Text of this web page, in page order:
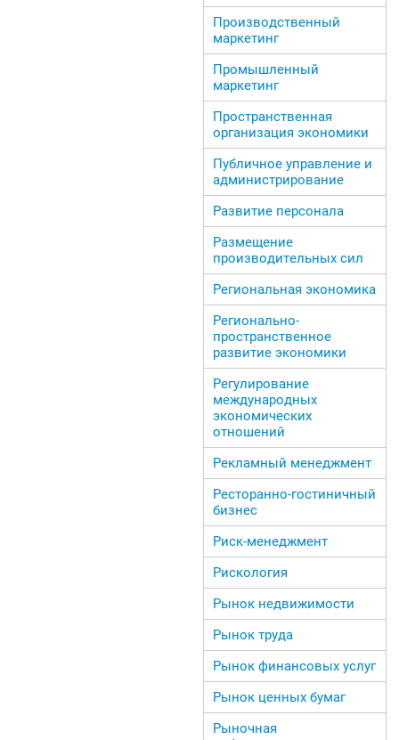
Производственный
маркетинг
Промышленный
маркетинг
Пространственная
организация экономики
Публичное управление и
администрирование
Развитие персонала
Размещение
производительных сил
Региональная экономика
Регионально-
пространственное
развитие экономики
Регулирование
международных
экономических
отношений
Рекламный менеджмент
Ресторанно-гостиничный
бизнес
Риск-менеджмент
Рискология
Рынок недвижимости
Рынок труда
Рынок финансовых услуг
Рынок ценных бумаг
Рыночная